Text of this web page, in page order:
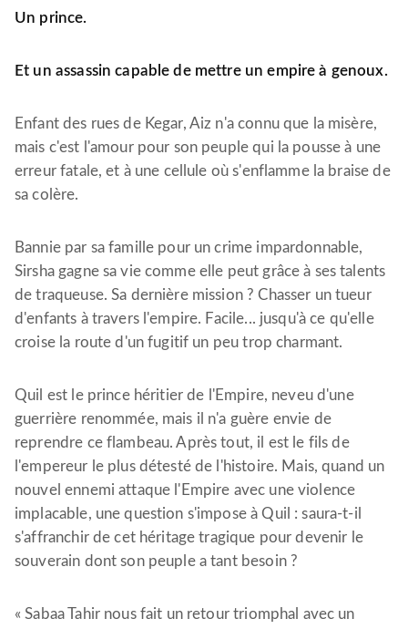
Un prince.
Et un assassin capable de mettre un empire à genoux.
Enfant des rues de Kegar, Aiz n'a connu que la misère,
mais c'est l'amour pour son peuple qui la pousse à une
erreur fatale, et à une cellule où s'enflamme la braise de
sa colère.
Bannie par sa famille pour un crime impardonnable,
Sirsha gagne sa vie comme elle peut grâce à ses talents
de traqueuse. Sa dernière mission ? Chasser un tueur
d'enfants à travers l'empire. Facile... jusqu'à ce qu'elle
croise la route d'un fugitif un peu trop charmant.
Quil est le prince héritier de l'Empire, neveu d'une
guerrière renommée, mais il n'a guère envie de
reprendre ce flambeau. Après tout, il est le fils de
l'empereur le plus détesté de l'histoire. Mais, quand un
nouvel ennemi attaque l'Empire avec une violence
implacable, une question s'impose à Quil : saura-t-il
s'affranchir de cet héritage tragique pour devenir le
souverain dont son peuple a tant besoin ?
« Sabaa Tahir nous fait un retour triomphal avec un